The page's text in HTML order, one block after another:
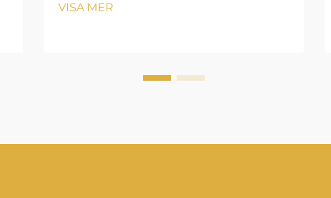
avgörande roll i moderna liv,
VISA MER